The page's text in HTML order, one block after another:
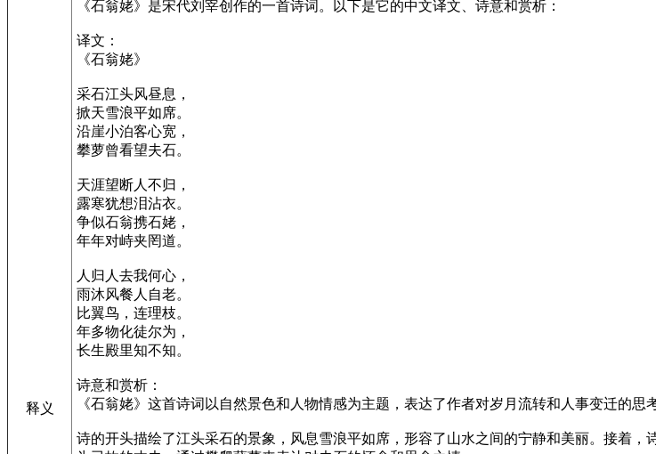
释义
《石翁姥》是宋代刘宰创作的一首诗词。以下是它的中文译文、诗意和赏析：
译文：
《石翁姥》
采石江头风昼息，
掀天雪浪平如席。
沿崖小泊客心宽，
攀萝曾看望夫石。
天涯望断人不归，
露寒犹想泪沾衣。
争似石翁携石姥，
年年对峙夹罔道。
人归人去我何心，
雨沐风餐人自老。
比翼鸟，连理枝。
年多物化徒尔为，
长生殿里知不知。
诗意和赏析：
《石翁姥》这首诗词以自然景色和人物情感为主题，表达了作者对岁月流转和人事变迁的思考
诗的开头描绘了江头采石的景象，风息雪浪平如席，形容了山水之间的宁静和美丽。接着